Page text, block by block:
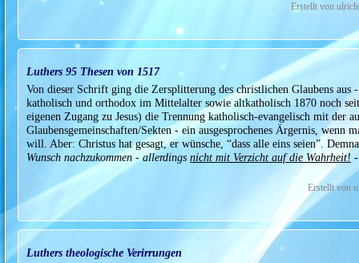
Erstellt von
Luthers 95 Thesen von 1517
Von dieser Schrift ging die Zersplitterung des christlichen Glaubens aus
katholisch und orthodox im Mittelalter sowie altkatholisch 1870 noch
eigenen Zugang zu Jesus) die Trennung katholisch-evangelisch mit der
Glaubensgemeinschaften/Sekten - ein ausgesprochenes Ärgernis, wenn
will. Aber: Christus hat gesagt, er wünsche, “dass alle eins seien”.
Wunsch nachzukommen - allerdings nicht mit Verzicht auf die Wahrheit!
Erstellt von
Luthers theologische Verirrungen